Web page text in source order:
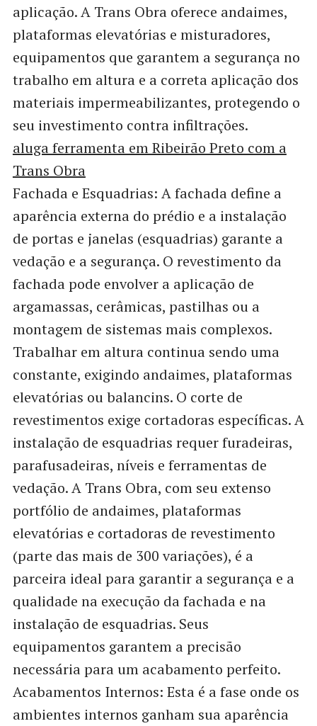
aplicação. A Trans Obra oferece andaimes,
plataformas elevatórias e misturadores,
equipamentos que garantem a segurança no
trabalho em altura e a correta aplicação dos
materiais impermeabilizantes, protegendo o
seu investimento contra infiltrações.
aluga ferramenta em Ribeirão Preto com a
Trans Obra
Fachada e Esquadrias: A fachada define a
aparência externa do prédio e a instalação
de portas e janelas (esquadrias) garante a
vedação e a segurança. O revestimento da
fachada pode envolver a aplicação de
argamassas, cerâmicas, pastilhas ou a
montagem de sistemas mais complexos.
Trabalhar em altura continua sendo uma
constante, exigindo andaimes, plataformas
elevatórias ou balancins. O corte de
revestimentos exige cortadoras específicas. A
instalação de esquadrias requer furadeiras,
parafusadeiras, níveis e ferramentas de
vedação. A Trans Obra, com seu extenso
portfólio de andaimes, plataformas
elevatórias e cortadoras de revestimento
(parte das mais de 300 variações), é a
parceira ideal para garantir a segurança e a
qualidade na execução da fachada e na
instalação de esquadrias. Seus
equipamentos garantem a precisão
necessária para um acabamento perfeito.
Acabamentos Internos: Esta é a fase onde os
ambientes internos ganham sua aparência